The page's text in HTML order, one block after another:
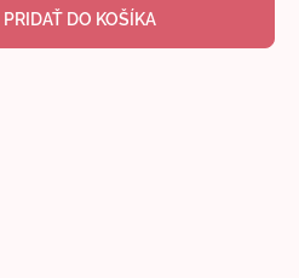
PRIDAŤ DO KOŠÍKA